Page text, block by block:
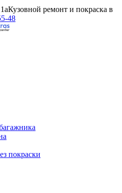
Кузовной ремонт и покраска в
48
покраски